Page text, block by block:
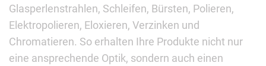
Glasperlenstrahlen, Schleifen, Bürsten, Polieren,
Elektropolieren, Eloxieren, Verzinken und
Chromatieren. So erhalten Ihre Produkte nicht nur
eine ansprechende Optik, sondern auch einen